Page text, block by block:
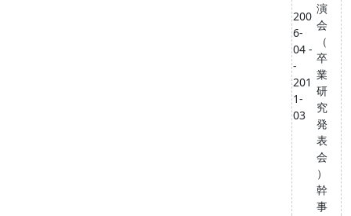
200
6-
04 -
-
201
1-
03
演
会
（
卒
業
研
究
発
表
会
）
幹
事